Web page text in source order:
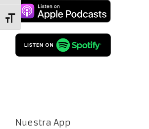
Alternar tamaño de letra
Nuestra App